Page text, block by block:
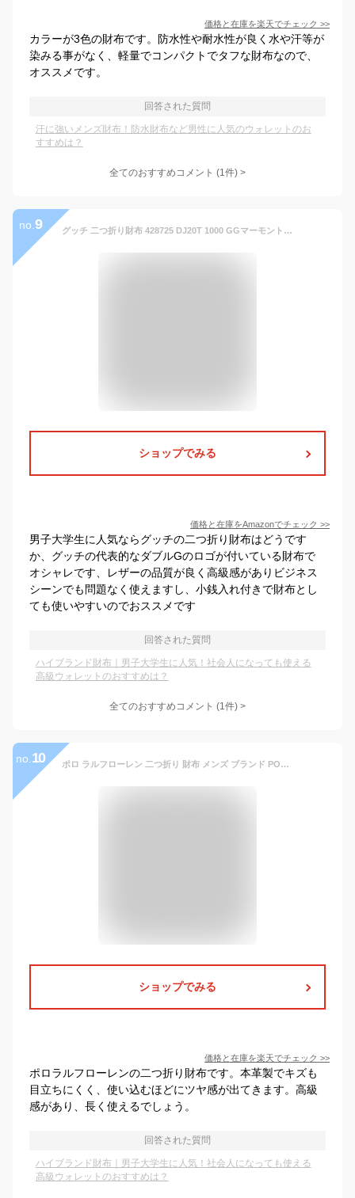
価格と在庫を楽天でチェック >>
カラーが3色の財布です。防水性や耐水性が良く水や汗等が
染みる事がなく、軽量でコンパクトでタフな財布なので、
オススメです。
回答された質問
汗に強いメンズ財布！防水財布など男性に人気のウォレットのお
すすめは？
全てのおすすめコメント (1件) >
no. 9 グッチ 二つ折り財布 428725 DJ20T 1000 GGマーモント [並行輸入品]
ショップでみる
価格と在庫をAmazonでチェック >>
男子大学生に人気ならグッチの二つ折り財布はどうです
か、グッチの代表的なダブルGのロゴが付いている財布で
オシャレです、レザーの品質が良く高級感がありビジネス
シーンでも問題なく使えますし、小銭入れ付きで財布とし
ても使いやすいのでおススメです
回答された質問
ハイブランド財布｜男子大学生に人気！社会人になっても使える
高級ウォレットのおすすめは？
全てのおすすめコメント (1件) >
no. 10 ポロ ラルフローレン 二つ折り 財布 メンズ ブランド POLO Ralph Lauren コントラストレザー With カラーポニー 専用箱付 黒 ブラック レッド 赤 20代 30代 40代 50代 60代 プレゼント ギフト おしゃれ 男性 紳士 本革 P-CP211
ショップでみる
価格と在庫を楽天でチェック >>
ポロラルフローレンの二つ折り財布です。本革製でキズも
目立ちにくく、使い込むほどにツヤ感が出てきます。高級
感があり、長く使えるでしょう。
回答された質問
ハイブランド財布｜男子大学生に人気！社会人になっても使える
高級ウォレットのおすすめは？